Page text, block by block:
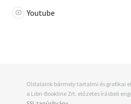
Youtube
Oldalaink bármely tartalmi és grafikai
a Libri-Bookline Zrt. előzetes írásbeli